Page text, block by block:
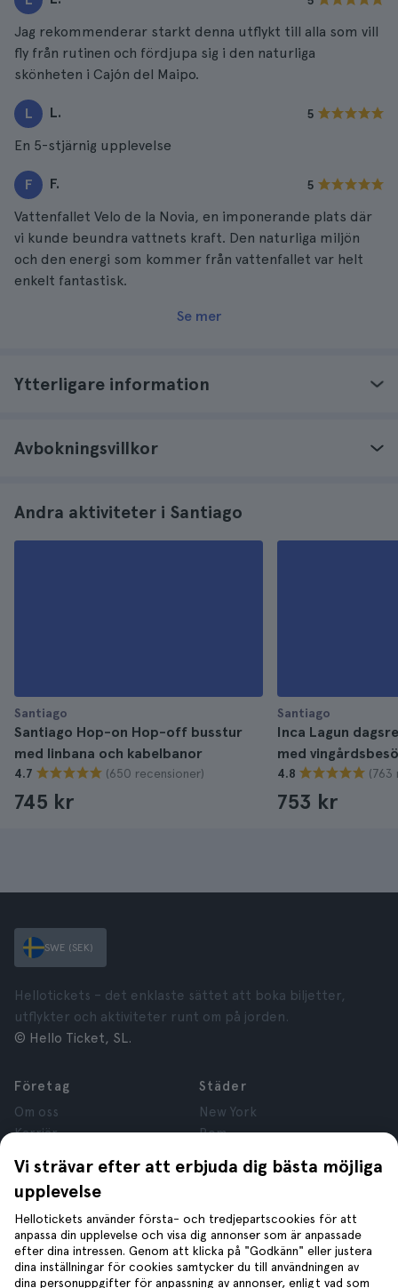
Jag rekommenderar starkt denna utflykt till alla som vill
fly från rutinen och fördjupa sig i den naturliga
skönheten i Cajón del Maipo.
L L. 5
En 5-stjärnig upplevelse
F F. 5
Vattenfallet Velo de la Novia, en imponerande plats där
vi kunde beundra vattnets kraft. Den naturliga miljön
och den energi som kommer från vattenfallet var helt
enkelt fantastisk.
Se mer
Ytterligare information
Avbokningsvillkor
Andra aktiviteter i Santiago
Santiago
Santiago Hop-on Hop-off busstur
med linbana och kabelbanor
4.7 (650 recensioner)
745 kr
Santiago
Inca Lagun
med
4.8 (763
753 kr
Vi strävar efter att erbjuda dig bästa möjliga
upplevelse
Hellotickets använder första- och tredjepartscookies för att
anpassa din upplevelse och visa dig annonser som är anpassade
efter dina intressen. Genom att klicka på "Godkänn" eller justera
dina inställningar för cookies samtycker du till användningen av
dina personuppgifter för anpassning av annonser, enligt vad som
SWE (SEK)
Hellotickets – det enklaste sättet att boka biljetter,
utflykter och aktiviteter runt om på jorden.
© Hello Ticket, SL.
Företag
Om oss
Karriär
Recensioner
Sekretess
Regler och villkor
Juridisk Rådgivning
Cookies
Städer
New York
Rom
London
Kraków
Tenerife